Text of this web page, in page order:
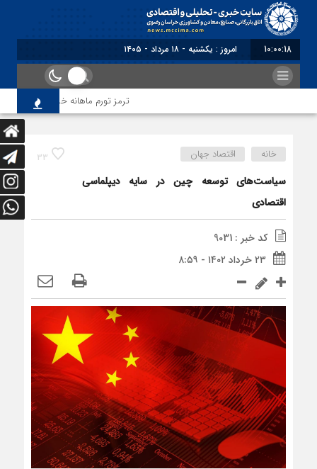
10:00:19 برابر
ترمز تورم ماهانه خراسان رضوی
33 خانه اقتصاد جهان
سیاست‌های توسعه چین در سایه دیپلماسی
اقتصادی
کد خبر : 9031
۲۳ خرداد ۱۴۰۲ - ۸:۵۹